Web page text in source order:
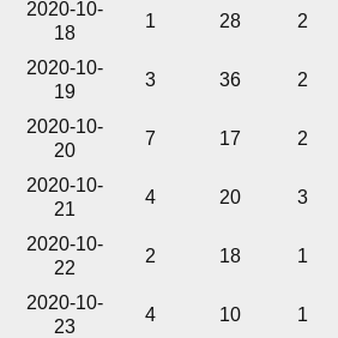
2020-10-
18
1 28 2
2020-10-
19
3 36 2
2020-10-
20
7 17 2
2020-10-
21
4 20 3
2020-10-
22
2 18 1
2020-10-
23
4 10 1